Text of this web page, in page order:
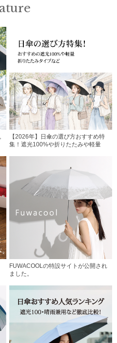
【2026年】日傘の選び方おすすめ特
集！遮光100%や折りたたみや軽量
FUWACOOLの特設サイトが公開され
ました。